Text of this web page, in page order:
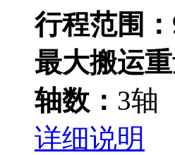
行程范围：
最大搬运重
轴数： 3轴
详细说明